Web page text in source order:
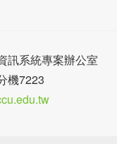
訊系統專案辦公室
機7223